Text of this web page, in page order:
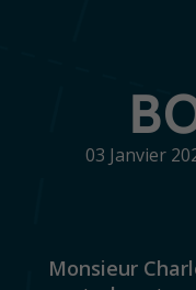
03 Janvier
Monsieur